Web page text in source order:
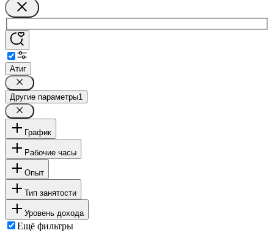
Атиг
Другие параметры1
График
Рабочие часы
Опыт
Тип занятости
Уровень дохода
Ещё фильтры